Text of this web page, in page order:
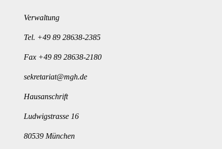
Verwaltung
Tel. +49 89 28638-2385
Fax +49 89 28638-2180
sekretariat@mgh.de
Hausanschrift
Ludwigstrasse 16
80539 München